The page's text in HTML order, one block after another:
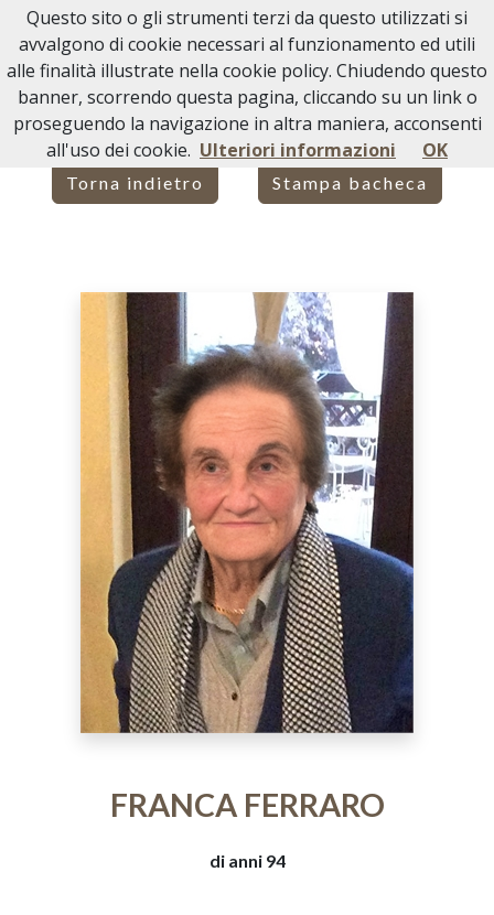
Necrologi Acqui Terme
Montaldo Bormida FRANCA FERRARO
Torna indietro Stampa bacheca
FRANCA FERRARO
di anni 94
Questo sito o gli strumenti terzi da questo utilizzati si
avvalgono di cookie necessari al funzionamento ed utili
alle finalità illustrate nella cookie policy. Chiudendo questo
banner, scorrendo questa pagina, cliccando su un link o
proseguendo la navigazione in altra maniera, acconsenti
all'uso dei cookie. Ulteriori informazioni OK